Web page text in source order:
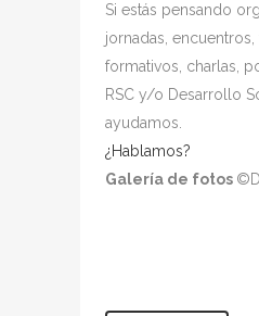
Si estás pensando
jornadas, encuentros,
formativos, charlas,
RSC y/o Desarrollo
ayudamos.
¿Hablamos?
Galería de fotos